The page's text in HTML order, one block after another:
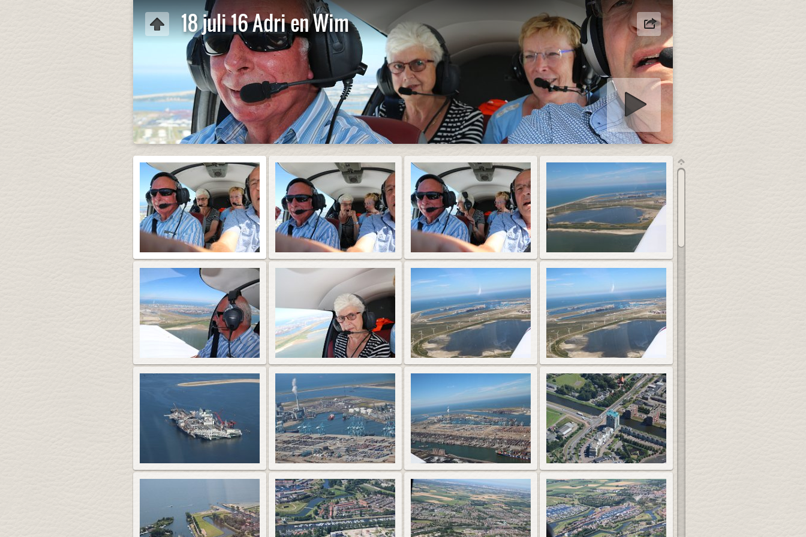
18 juli 16 Adri en Wim
Start diapresentatie